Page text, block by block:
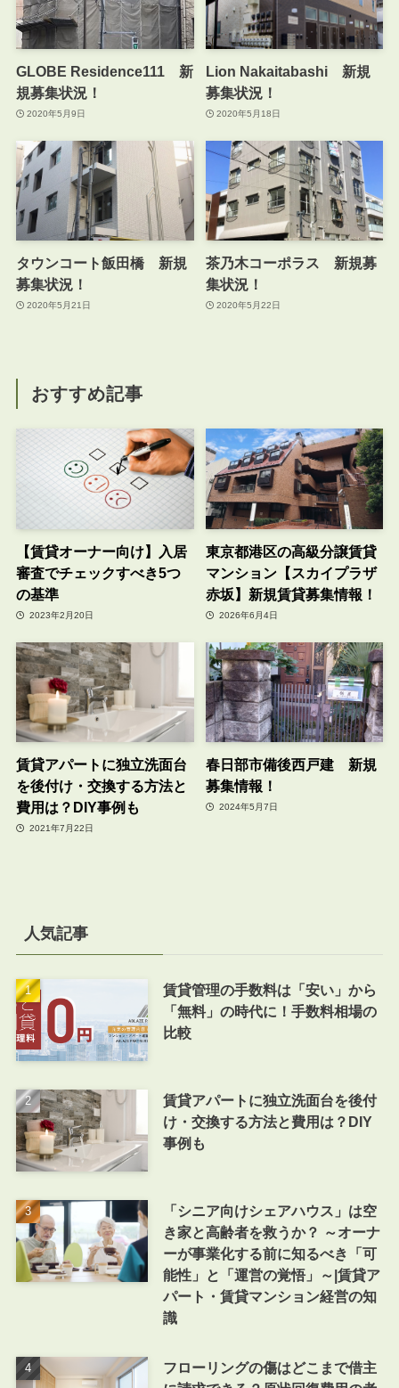
GLOBE Residence111 新
規募集状況！
2020年5月9日
Lion Nakaitabashi 新規
募集状況！
2020年5月18日
タウンコート飯田橋 新規
募集状況！
2020年5月21日
茶乃木コーポラス 新規募
集状況！
2020年5月22日
おすすめ記事
【賃貸オーナー向け】入居
審査でチェックすべき5つ
の基準
2023年2月20日
東京都港区の高級分譲賃貸
マンション【スカイプラザ
赤坂】新規賃貸募集情報！
2026年6月4日
賃貸アパートに独立洗面台
を後付け・交換する方法と
費用は？DIY事例も
2021年7月22日
春日部市備後西戸建 新規
募集情報！
2024年5月7日
人気記事
賃貸管理の手数料は「安い」から
「無料」の時代に！手数料相場の
比較
賃貸アパートに独立洗面台を後付
け・交換する方法と費用は？DIY
事例も
「シニア向けシェアハウス」は空
き家と高齢者を救うか？ ～オーナ
ーが事業化する前に知るべき「可
能性」と「運営の覚悟」～|賃貸ア
パート・賃貸マンション経営の知
識
フローリングの傷はどこまで借主